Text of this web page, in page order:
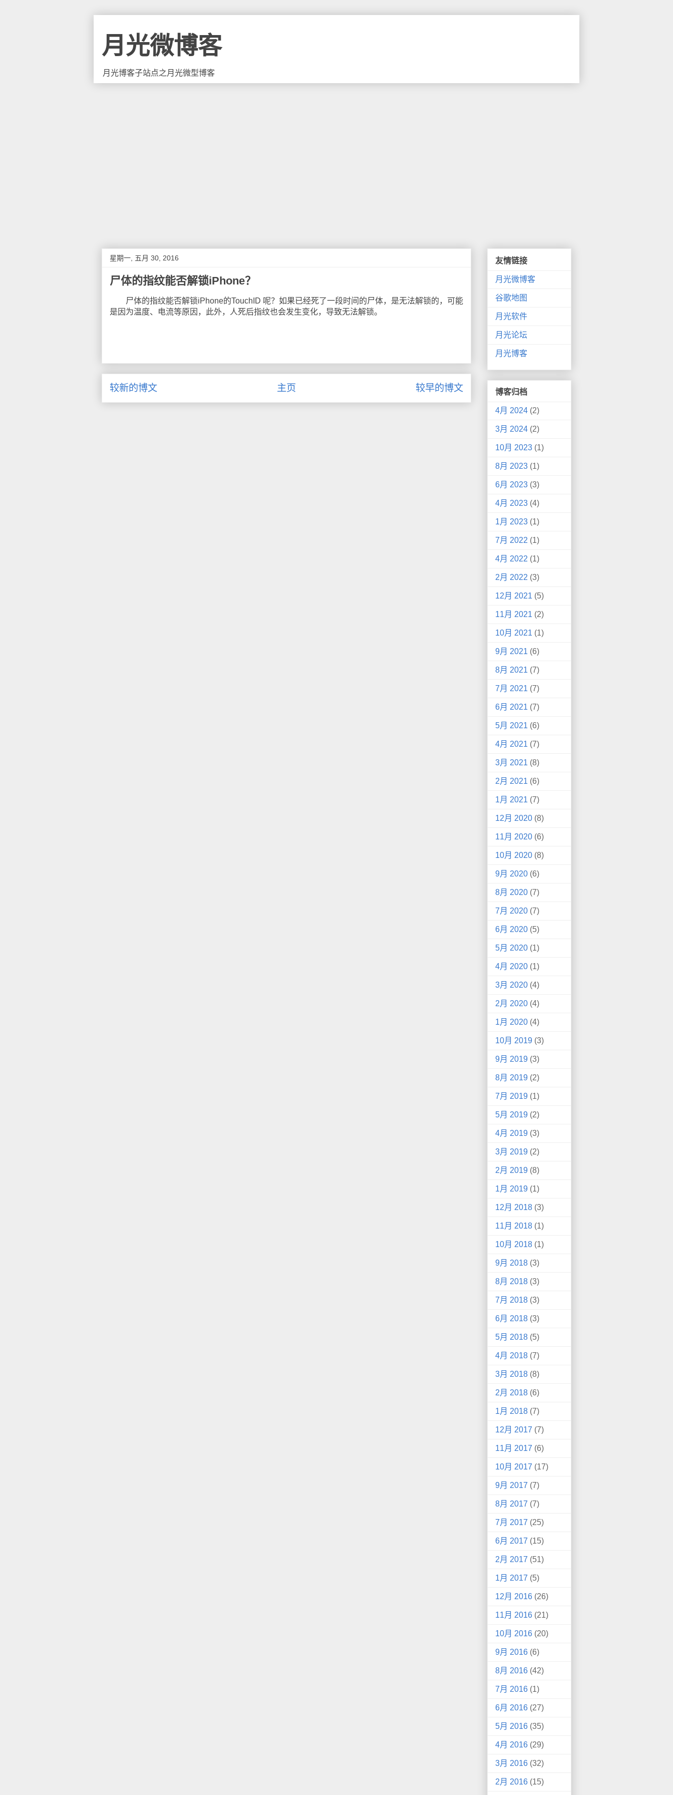
月光微博客
月光博客子站点之月光微型博客
星期一, 五月 30, 2016
尸体的指纹能否解锁iPhone？
尸体的指纹能否解锁iPhone的TouchID 呢？如果已经死了一段时间的尸体，是无法解锁的，可能
是因为温度、电流等原因，此外，人死后指纹也会发生变化，导致无法解锁。
较新的博文 较早的博文
主页
友情链接
月光微博客
谷歌地图
月光软件
月光论坛
月光博客
博客归档
4月 2024 (2)
3月 2024 (2)
10月 2023 (1)
8月 2023 (1)
6月 2023 (3)
4月 2023 (4)
1月 2023 (1)
7月 2022 (1)
4月 2022 (1)
2月 2022 (3)
12月 2021 (5)
11月 2021 (2)
10月 2021 (1)
9月 2021 (6)
8月 2021 (7)
7月 2021 (7)
6月 2021 (7)
5月 2021 (6)
4月 2021 (7)
3月 2021 (8)
2月 2021 (6)
1月 2021 (7)
12月 2020 (8)
11月 2020 (6)
10月 2020 (8)
9月 2020 (6)
8月 2020 (7)
7月 2020 (7)
6月 2020 (5)
5月 2020 (1)
4月 2020 (1)
3月 2020 (4)
2月 2020 (4)
1月 2020 (4)
10月 2019 (3)
9月 2019 (3)
8月 2019 (2)
7月 2019 (1)
5月 2019 (2)
4月 2019 (3)
3月 2019 (2)
2月 2019 (8)
1月 2019 (1)
12月 2018 (3)
11月 2018 (1)
10月 2018 (1)
9月 2018 (3)
8月 2018 (3)
7月 2018 (3)
6月 2018 (3)
5月 2018 (5)
4月 2018 (7)
3月 2018 (8)
2月 2018 (6)
1月 2018 (7)
12月 2017 (7)
11月 2017 (6)
10月 2017 (17)
9月 2017 (7)
8月 2017 (7)
7月 2017 (25)
6月 2017 (15)
2月 2017 (51)
1月 2017 (5)
12月 2016 (26)
11月 2016 (21)
10月 2016 (20)
9月 2016 (6)
8月 2016 (42)
7月 2016 (1)
6月 2016 (27)
5月 2016 (35)
4月 2016 (29)
3月 2016 (32)
2月 2016 (15)